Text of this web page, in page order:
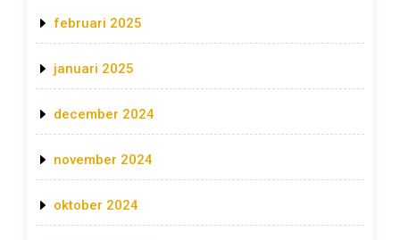
februari 2025
januari 2025
december 2024
november 2024
oktober 2024